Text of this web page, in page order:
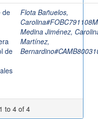
de
de
Flota Bañuelos,
Medina Jiménez,
Martínez,
to 4 of 4